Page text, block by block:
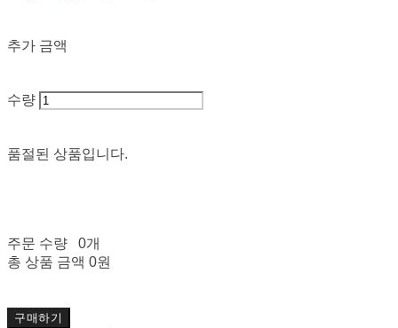
추가 금액
수량
품절된 상품입니다.
주문 수량
0개
총 상품 금액 0원
구매하기